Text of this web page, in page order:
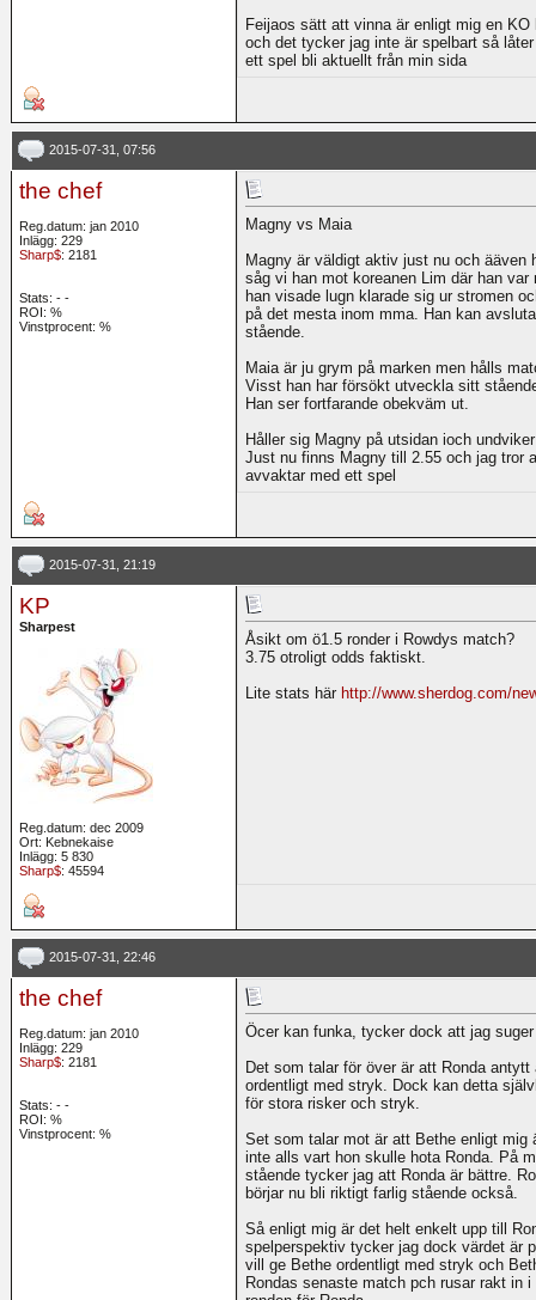
Feijaos sätt att vinna är enligt mig en
och det tycker jag inte är spelbart så
ett spel bli aktuellt från min sida
2015-07-31, 07:56
the chef
Reg.datum: jan 2010
Inlägg: 229
Sharp$: 2181
Stats: - -
ROI: %
Vinstprocent: %
Magny vs Maia
Magny är väldigt aktiv just nu och
såg vi han mot koreanen Lim där han
han visade lugn klarade sig ur stromen
på det mesta inom mma. Han kan
stående.
Maia är ju grym på marken men hålls
Visst han har försökt utveckla sitt
Han ser fortfarande obekväm ut.
Håller sig Magny på utsidan ioch
Just nu finns Magny till 2.55 och jag tror
avvaktar med ett spel
2015-07-31, 21:19
KP
Sharpest
Reg.datum: dec 2009
Ort: Kebnekaise
Inlägg: 5 830
Sharp$: 45594
Åsikt om ö1.5 ronder i Rowdys match?
3.75 otroligt odds faktiskt.
Lite stats här http://www.sherdog.com/
2015-07-31, 22:46
the chef
Reg.datum: jan 2010
Inlägg: 229
Sharp$: 2181
Stats: - -
ROI: %
Vinstprocent: %
Öcer kan funka, tycker dock att jag
Det som talar för över är att Ronda
ordentligt med stryk. Dock kan detta
för stora risker och stryk.
Set som talar mot är att Bethe enligt mig
inte alls vart hon skulle hota Ronda. På
stående tycker jag att Ronda är bättre.
börjar nu bli riktigt farlig stående också.
Så enligt mig är det helt enkelt upp till
spelperspektiv tycker jag dock värdet är
vill ge Bethe ordentligt med stryk och
Rondas senaste match pch rusar rakt in